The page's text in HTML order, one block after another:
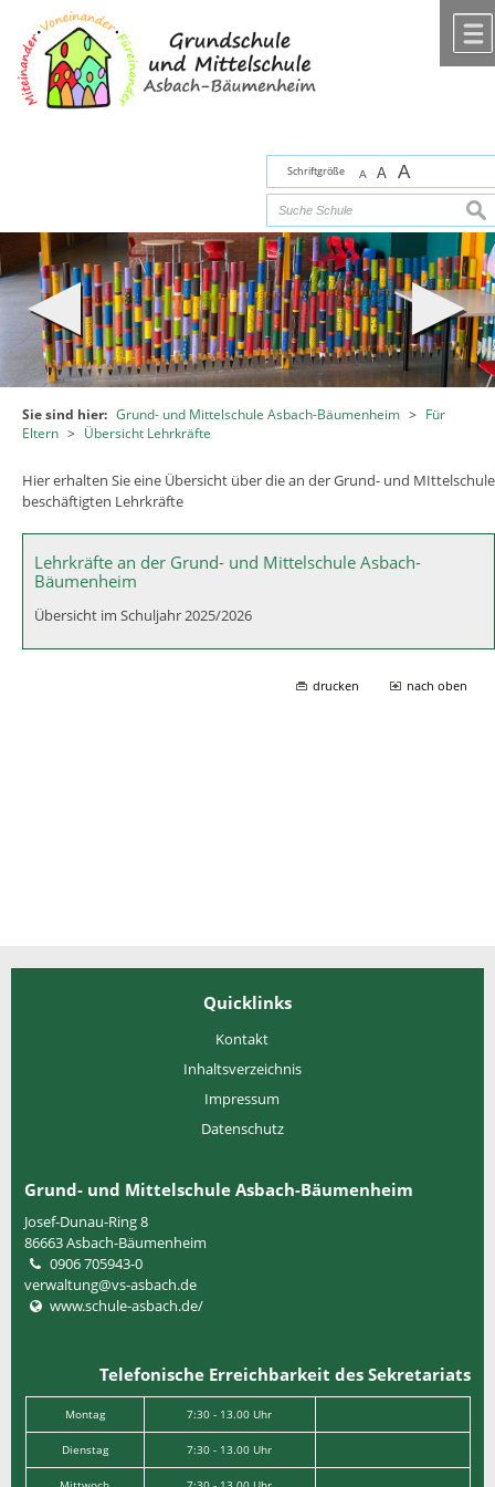
Zum Inhalt,
Schriftgröße A A A
Sie sind hier: Grund- und Mittelschule Asbach-Bäumenheim >
Für
Eltern > Übersicht Lehrkräfte
Hier erhalten Sie eine Übersicht über die an der Grund- und MIttelschule
beschäftigten Lehrkräfte
Lehrkräfte an der Grund- und Mittelschule Asbach-
Bäumenheim
Übersicht im Schuljahr 2025/2026
drucken nach oben
Quicklinks
Kontakt
Inhaltsverzeichnis
Impressum
Datenschutz
Grund- und Mittelschule Asbach-Bäumenheim
Josef-Dunau-Ring 8
86663Asbach-Bäumenheim
0906 705943-0
verwaltung@vs-asbach.de
www.schule-asbach.de/
Telefonische Erreichbarkeit des Sekretariats
Montag 7:30 - 13.00 Uhr
Dienstag 7:30 - 13.00 Uhr